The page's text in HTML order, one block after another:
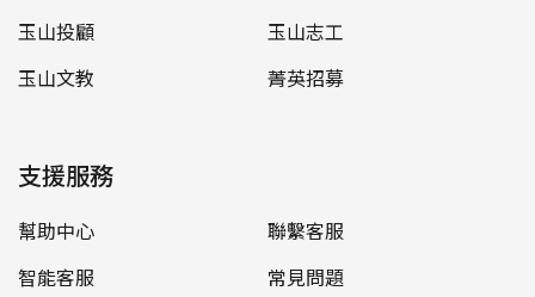
玉山投顧
玉山志工
玉山文教
菁英招募
支援服務
幫助中心
聯繫客服
智能客服
常見問題